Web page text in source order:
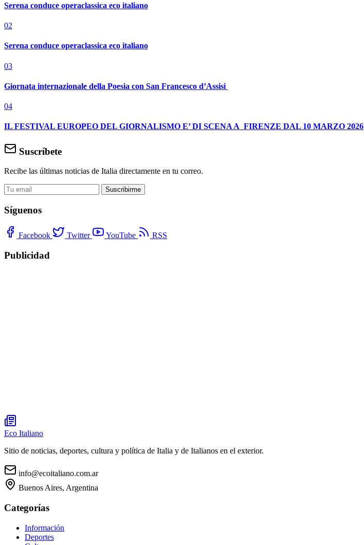
Serena conduce operaclassica eco italiano
02
Serena conduce operaclassica eco italiano
03
Giornata internazionale della Poesia con San Francesco d’Assisi
04
IL FESTIVAL EUROPEO DEL GIORNALISMO E’ DI SCENA A FIRENZE DAL 10 MARZO 2026
Suscríbete
Recibe las últimas noticias de Italia directamente en tu correo.
Suscribirme
Síguenos
Facebook Twitter YouTube RSS
Publicidad
Eco Italiano
Sitio de noticias, deportes, cultura y política de Italia y de Italianos en el exterior.
info@ecoitaliano.com.ar
Buenos Aires, Argentina
Categorías
Información
Deportes